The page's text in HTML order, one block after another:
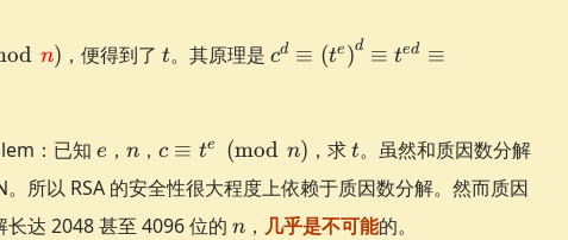
{e}} \pmod
{\textcolor{red}
n) ，便得到了 t
t。其原理是 c^d \equiv
\left(t^e\right)^d
\bmod
\varphi(p)}
\equiv t \pmod n
cd ≡ (te )d ≡ ted ≡
：已知 e
e ， n
n ， c
t^e
\pmod
c ≡ te (mod n) ，求t
t。虽然和质因数分解
所以 RSA 的安全性很大程度上依赖于质因数分解。然而质因
达 2048 甚至 4096 位的 n
n ， 几乎是不可能的。